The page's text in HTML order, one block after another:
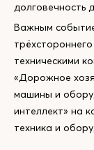
долговечность
Важным
техническими
«Дорожное
машины и
интеллект» на
техника и